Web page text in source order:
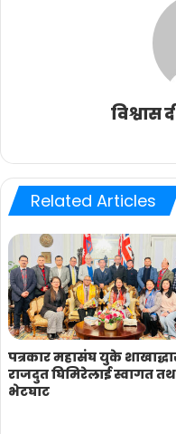
विश्वास
Related Articles
पत्रकार महासंघ युके
राजदुत घिमिरेलाई स्वागत
भेटघाट